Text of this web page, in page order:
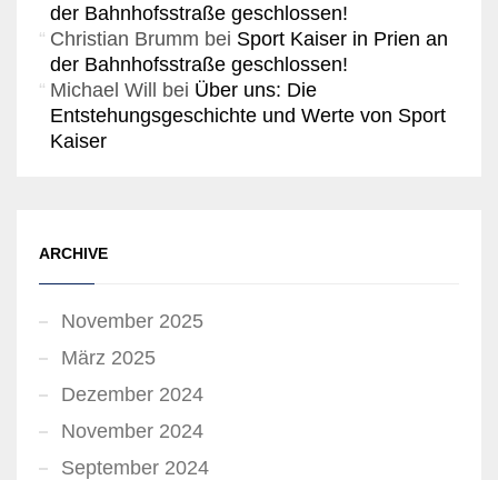
der Bahnhofsstraße geschlossen!
Christian Brumm bei Sport Kaiser in Prien an
der Bahnhofsstraße geschlossen!
Michael Will bei Über uns: Die
Entstehungsgeschichte und Werte von Sport
Kaiser
ARCHIVE
November 2025
März 2025
Dezember 2024
November 2024
September 2024